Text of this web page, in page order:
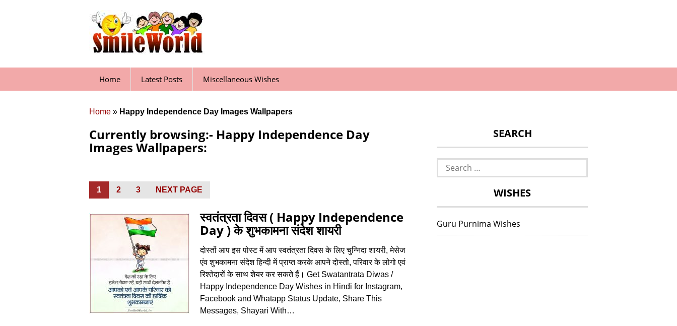
Home Latest Posts Miscellaneous Wishes
Home » Happy Independence Day Images Wallpapers
Currently browsing:- Happy Independence Day
Images Wallpapers:
Posts
pagination
PAGE
1 PAGE
2 PAGE
3 NEXT PAGE
स्वतंत्रता दिवस ( Happy Independence
Day ) के शुभकामना संदेश शायरी
दोस्‍तों आप इस पोस्‍ट में आप स्‍वतंत्रता दिवस के लिए चुन्निदा शायरी, मेसेज
एंव शुभकामना संदेश हिन्‍दी में प्राप्‍त करके आपने दोस्‍तो, परिवार के लोगो एवं
रिश्‍तेदारों के साथ शेयर कर सकते हैं। Get Swatantrata Diwas /
Happy Independence Day Wishes in Hindi for Instagram,
Facebook and Whatapp Status Update, Share This
Messages, Shayari With…
SEARCH
Search
for:
WISHES
Guru Purnima Wishes